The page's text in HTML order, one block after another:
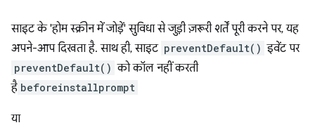
साइट के 'होम स्क्रीन में जोड़ें' सुविधा से जुड़ी ज़रूरी शर्तें पूरी करने पर, यह
अपने-आप दिखता है. साथ ही, साइट preventDefault() इवेंट पर
preventDefault() को कॉल नहीं करती
है beforeinstallprompt
या